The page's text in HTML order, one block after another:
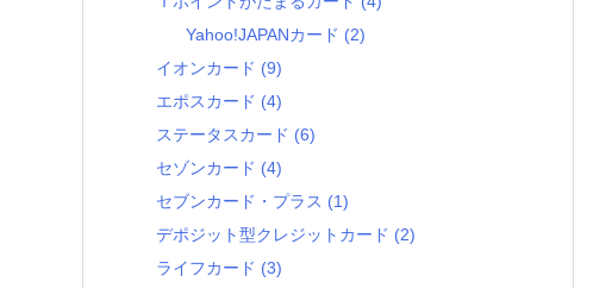
Yahoo!JAPANカード (2)
イオンカード (9)
エポスカード (4)
ステータスカード (6)
セゾンカード (4)
セブンカード・プラス (1)
デポジット型クレジットカード (2)
ライフカード (3)